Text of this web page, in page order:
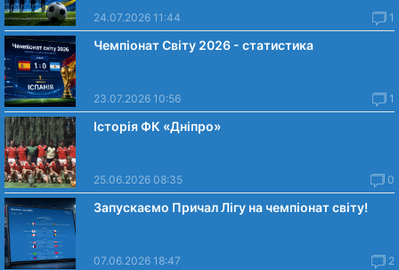
24.07.2026 11:44 1
Чемпіонат Світу 2026 - статистика
23.07.2026 10:56 1
Історія ФК «Дніпро»
25.06.2026 08:35 0
Запускаємо Причал Лігу на чемпіонат світу!
07.06.2026 18:47 2